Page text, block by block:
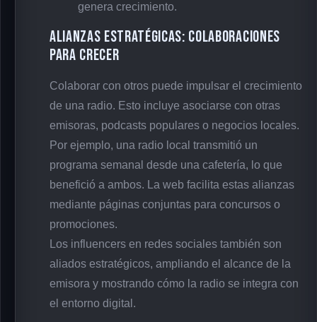
genera crecimiento.
Alianzas estratégicas: colaboraciones
para crecer
Colaborar con otros puede impulsar el crecimiento
de una radio. Esto incluye asociarse con otras
emisoras, podcasts populares o negocios locales.
Por ejemplo, una radio local transmitió un
programa semanal desde una cafetería, lo que
benefició a ambos. La web facilita estas alianzas
mediante páginas conjuntas para concursos o
promociones.
Los influencers en redes sociales también son
aliados estratégicos, ampliando el alcance de la
emisora y mostrando cómo la radio se integra con
el entorno digital.